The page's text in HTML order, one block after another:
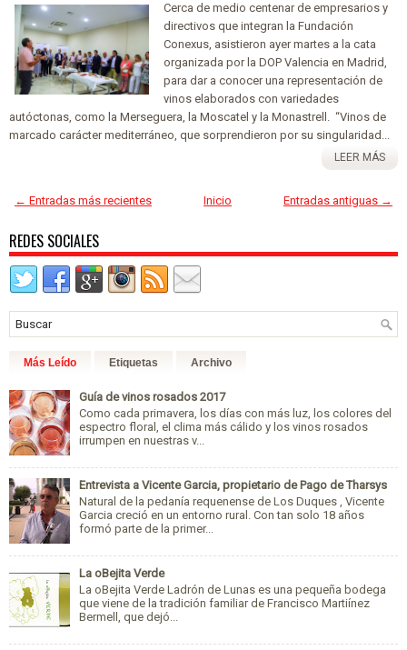
Cerca de medio centenar de empresarios y
directivos que integran la Fundación
Conexus, asistieron ayer martes a la cata
organizada por la DOP Valencia en Madrid,
para dar a conocer una representación de
vinos elaborados con variedades
autóctonas, como la Merseguera, la Moscatel y la Monastrell. “Vinos de
marcado carácter mediterráneo, que sorprendieron por su singularidad...
LEER MÁS
← Entradas más recientes Entradas antiguas →
Inicio
REDES SOCIALES
Más Leído Etiquetas Archivo
Guía de vinos rosados 2017
Como cada primavera, los días con más luz, los colores del
espectro floral, el clima más cálido y los vinos rosados
irrumpen en nuestras v...
Entrevista a Vicente Garcia, propietario de Pago de Tharsys
Natural de la pedanía requenense de Los Duques , Vicente
Garcia creció en un entorno rural. Con tan solo 18 años
formó parte de la primer...
La oBejita Verde
La oBejita Verde Ladrón de Lunas es una pequeña bodega
que viene de la tradición familiar de Francisco Martiínez
Bermell, que dejó...